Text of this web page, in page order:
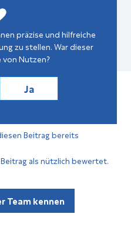
präzise und hilfreiche
zu stellen. War dieser
von Nutzen?
Ja
Beitrag bereits
als nützlich bewertet.
Team kennen